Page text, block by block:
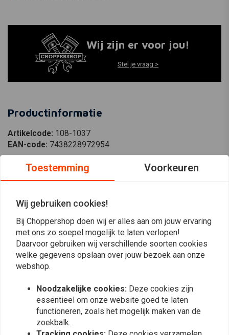
Wij zijn er voor jou!
Stel je vraag >
Productinformatie
Artikelcode: 108-1037
EAN-code: 7438228972954
3/8-24 Bout Zink - 25 Pack.
Reviews
(0 beoordelingen)
Toestemming Voorkeuren
Wij gebruiken cookies!
Bij Choppershop doen wij er alles aan om jouw ervaring
met ons zo soepel mogelijk te laten verlopen!
Daarvoor gebruiken wij verschillende soorten cookies
welke gegevens opslaan over jouw bezoek aan onze
webshop.
Noodzakelijke cookies: Deze cookies zijn
essentieel om onze website goed te laten
functioneren, zoals het mogelijk maken van de
zoekbalk.